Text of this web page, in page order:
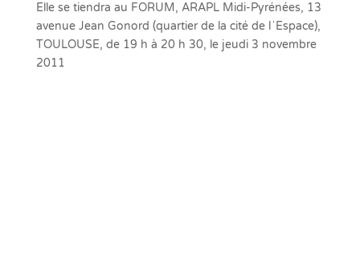
Elle se tiendra au FORUM, ARAPL Midi-Pyrénées, 13
avenue Jean Gonord (quartier de la cité de lʼEspace),
TOULOUSE, de 19 h à 20 h 30, le jeudi 3 novembre
2011